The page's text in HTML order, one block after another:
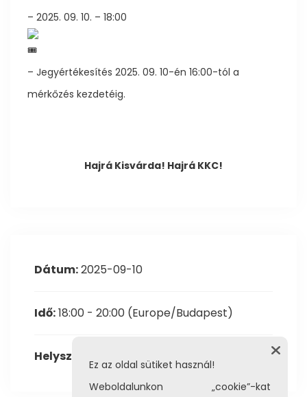
– 2025. 09. 10. – 18:00
– Jegyértékesítés 2025. 09. 10-én 16:00-tól a
mérkőzés kezdetéig.
Hajrá Kisvárda! Hajrá KKC!
Dátum:2025-09-10
Idő:18:00 - 20:00 (Europe/Budapest)
Helyszín:
Ez az oldal sütiket használ!
Weboldalunkon „cookie”-kat